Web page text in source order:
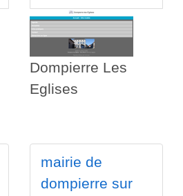
Dompierre Les
Eglises
mairie de
dompierre sur